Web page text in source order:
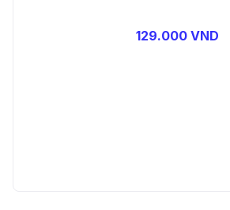
129.000 VND